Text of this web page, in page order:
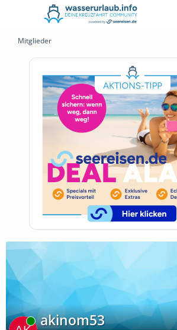
Mitglieder
Online akinom53